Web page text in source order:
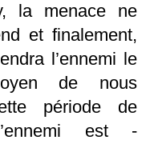
la menace ne
et finalement,
l’ennemi le
de nous
période de
est -